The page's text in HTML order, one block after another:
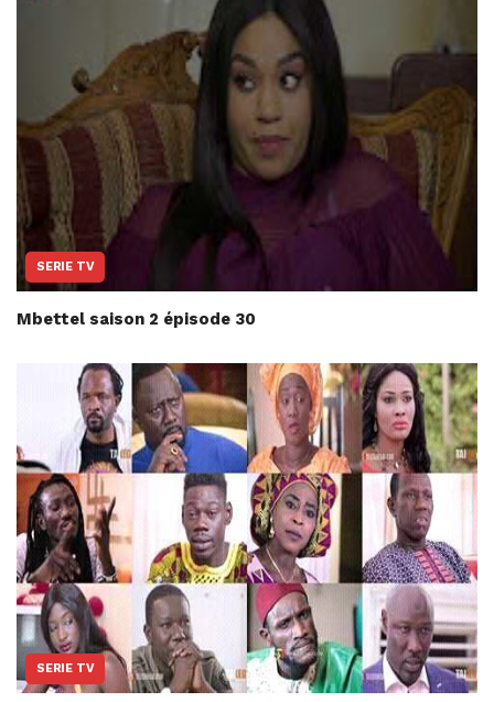
SERIE TV
Mbettel saison 2 épisode 30
SERIE TV